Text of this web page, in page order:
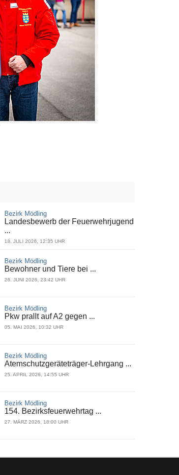
Bezirk Mödling
Landesbewerb der Feuerwehrjugend
...
18. JULI 2026, 12:35 UHR
Bezirk Mödling
Bewohner und Tiere bei ...
26. JUNI 2026, 23:42 UHR
Bezirk Mödling
Pkw prallt auf A2 gegen ...
05. MAI 2026, 10:32 UHR
Bezirk Mödling
Atemschutzgeräteträger-Lehrgang ...
25. APRIL 2026, 14:55 UHR
Bezirk Mödling
154. Bezirksfeuerwehrtag ...
27. MÄRZ 2026, 18:00 UHR